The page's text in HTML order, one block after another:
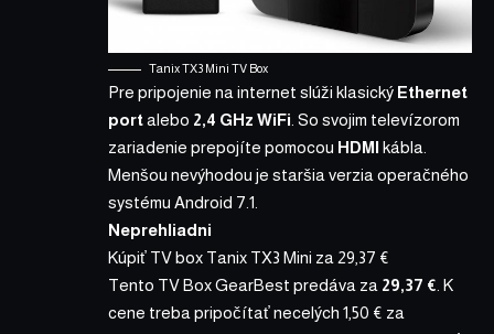
Tanix TX3 Mini TV Box
Pre pripojenie na internet slúži klasický Ethernet
portalebo 2,4 GHz WiFi . So svojim televízorom
zariadenie prepojíte pomocou HDMI kábla.
Menšou nevýhodou je staršia verzia operačného
systému Android 7.1.
Neprehliadni
Kúpiť TV box Tanix TX3 Mini za 29,37 €
Tento TV BoxGearBest predáva za 29,37 € . K
cene treba pripočítať necelých 1,50 € za